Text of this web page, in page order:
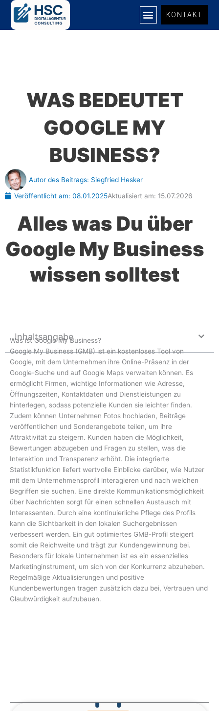
Zum
springen
KONTAKT
WAS BEDEUTET
GOOGLE MY
BUSINESS?
Autor des Beitrags: Siegfried Hesker
Veröffentlicht am: 08.01.2025Aktualisiert am: 15.07.2026
Alles was Du über
Google My Business
wissen solltest
Inhaltsangabe
Was ist Google My Business?
Google My Business (GMB) ist ein kostenloses Tool von
Google, mit dem Unternehmen ihre Online-Präsenz in der
Google-Suche und auf Google Maps verwalten können. Es
ermöglicht Firmen, wichtige Informationen wie Adresse,
Öffnungszeiten, Kontaktdaten und Dienstleistungen zu
hinterlegen, sodass potenzielle Kunden sie leichter finden.
Zudem können Unternehmen Fotos hochladen, Beiträge
veröffentlichen und Sonderangebote teilen, um ihre
Attraktivität zu steigern. Kunden haben die Möglichkeit,
Bewertungen abzugeben und Fragen zu stellen, was die
Interaktion und Transparenz erhöht. Die integrierte
Statistikfunktion liefert wertvolle Einblicke darüber, wie Nutzer
mit dem Unternehmensprofil interagieren und nach welchen
Begriffen sie suchen. Eine direkte Kommunikationsmöglichkeit
über Nachrichten sorgt für einen schnellen Austausch mit
Interessenten. Durch eine kontinuierliche Pflege des Profils
kann die Sichtbarkeit in den lokalen Suchergebnissen
verbessert werden. Ein gut optimiertes GMB-Profil steigert
somit die Reichweite und trägt zur Kundengewinnung bei.
Besonders für lokale Unternehmen ist es ein essenzielles
Marketinginstrument, um sich von der Konkurrenz abzuheben.
Regelmäßige Aktualisierungen und positive
Kundenbewertungen tragen zusätzlich dazu bei, Vertrauen und
Glaubwürdigkeit aufzubauen.